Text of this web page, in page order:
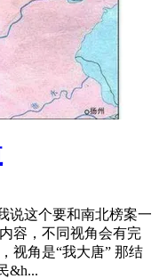
说这个要和南北榜案一
容，不同视角会有完
视角是“我大唐” 那结
&h...